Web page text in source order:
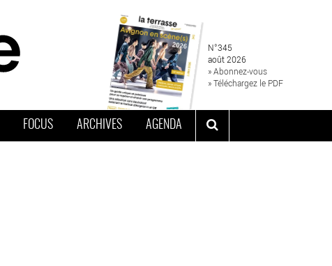
N°345
août 2026
» Abonnez-vous
» Téléchargez le PDF
FOCUS ARCHIVES AGENDA